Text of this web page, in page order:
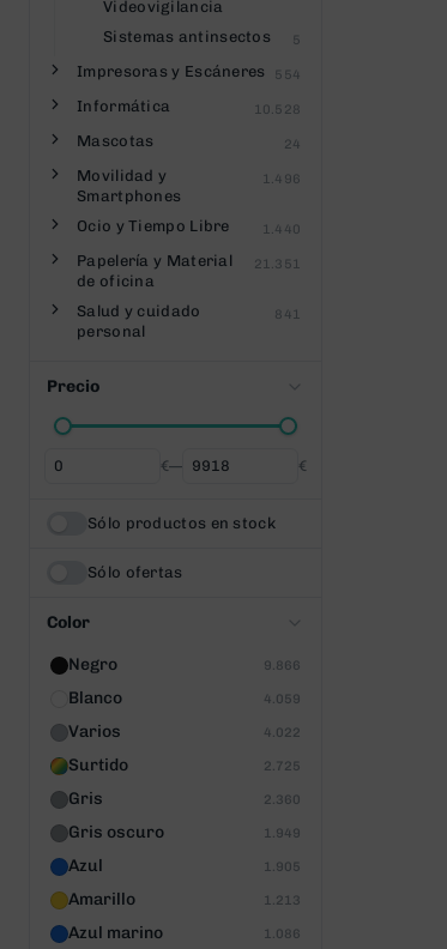
Videovigilancia
Sistemas antinsectos 5
Impresoras y Escáneres 554
Informática 10.528
Mascotas 24
Movilidad y
Smartphones
1.496
Ocio y Tiempo Libre 1.440
Papelería y Material
de oficina
21.351
Salud y cuidado
personal
841
Precio
Desde €— Hasta €
Sólo productos en stock
Sólo ofertas
Color
Negro 9.866
Blanco 4.059
Varios 4.022
Surtido 2.725
Gris 2.360
Gris oscuro 1.949
Azul 1.905
Amarillo 1.213
Azul marino 1.086